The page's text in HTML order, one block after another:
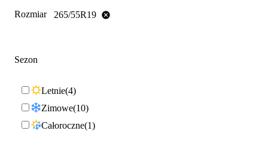
Rozmiar 265/55R19
Sezon
Letnie 4
Zimowe 10
Całoroczne 1